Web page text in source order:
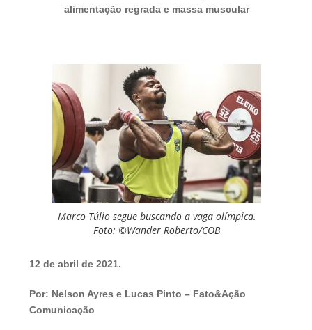
alimentação regrada e massa muscular
Marco Túlio segue buscando a vaga olímpica.
Foto: ©Wander Roberto/COB
12 de abril de 2021.
Por: Nelson Ayres e Lucas Pinto – Fato&Ação
Comunicação